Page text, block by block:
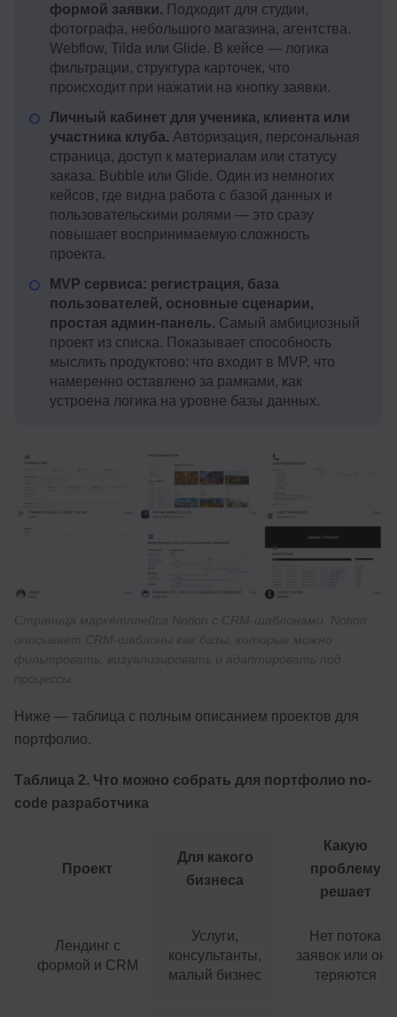
формой заявки. Подходит для студии,
фотографа, небольшого магазина, агентства.
Webflow, Tilda или Glide. В кейсе — логика
фильтрации, структура карточек, что
происходит при нажатии на кнопку заявки.
Личный кабинет для ученика, клиента или
участника клуба. Авторизация, персональная
страница, доступ к материалам или статусу
заказа. Bubble или Glide. Один из немногих
кейсов, где видна работа с базой данных и
пользовательскими ролями — это сразу
повышает воспринимаемую сложность
проекта.
MVP сервиса: регистрация, база
пользователей, основные сценарии,
простая админ-панель. Самый амбициозный
проект из списка. Показывает способность
мыслить продуктово: что входит в MVP, что
намеренно оставлено за рамками, как
устроена логика на уровне базы данных.
Ниже — таблица с полным описанием проектов для
портфолио.
Таблица 2. Что можно собрать для портфолио no-
code разработчика
Проект
Для какого
бизнеса
Какую
проблему
решает
Лендинг с
формой и CRM
Услуги,
консультанты,
малый бизнес
Нет потока
заявок или они
теряются